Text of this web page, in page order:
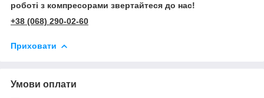
роботі з компресорами звертайтеся до нас!
+38 (068) 290-02-60
Приховати
Умови оплати